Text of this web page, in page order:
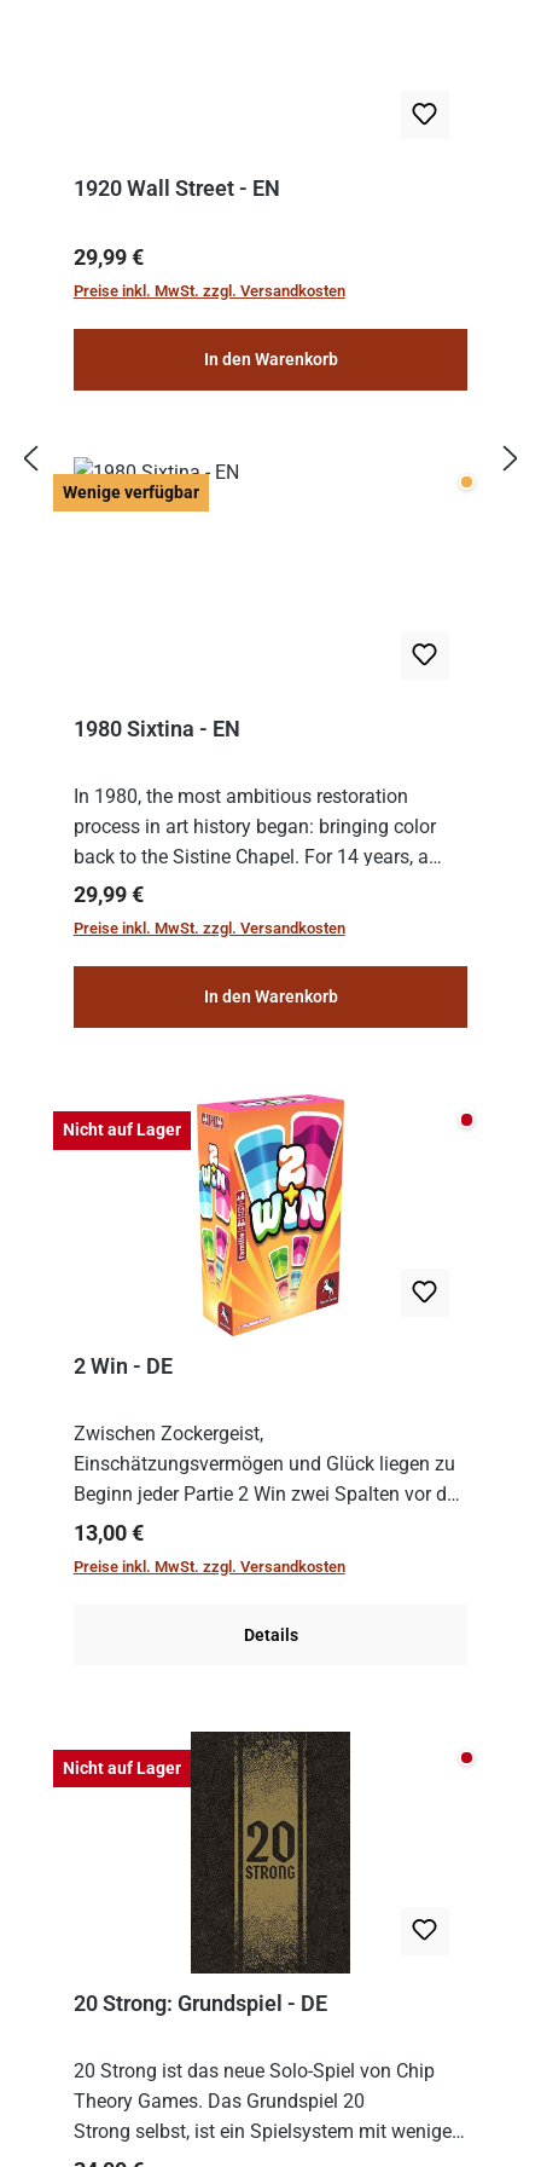
1920 Wall Street - EN
Regulärer Preis:
29,99 €
Preise inkl. MwSt. zzgl. Versandkosten
In den Warenkorb
Wenige verfügbar Wenige
1980 Sixtina - EN
In 1980, the most ambitious restoration
process in art history began: bringing color
back to the Sistine Chapel. For 14 years, a
team of experts from the Vatican undertook
the meticulous job of cleaning and
Regulärer Preis:
29,99 €
Preise inkl. MwSt. zzgl. Versandkosten
In den Warenkorb
Nicht auf Lager Nicht
2 Win - DE
Zwischen Zockergeist,
Einschätzungsvermögen und Glück liegen zu
Beginn jeder Partie 2 Win zwei Spalten vor den
Spielenden aus, die es in die Höhe zu treiben
gilt. Doch das geht natürlich nur, solange man
Regulärer Preis:
13,00 €
Preise inkl. MwSt. zzgl. Versandkosten
Details
Nicht auf Lager Nicht
20 Strong: Grundspiel - DE
20 Strong ist das neue Solo-Spiel von Chip
Theory Games. Das Grundspiel 20
Strong selbst, ist ein Spielsystem mit wenigen,
einfachen Regeln. Um es zu spielen, muss es